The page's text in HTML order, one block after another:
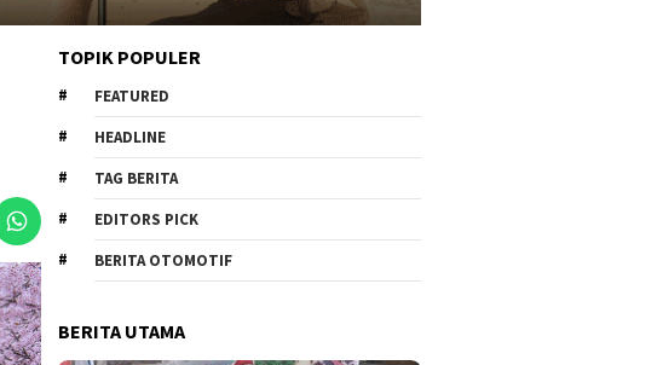
TOPIK POPULER
FEATURED
HEADLINE
TAG BERITA
EDITORS PICK
BERITA OTOMOTIF
BERITA UTAMA